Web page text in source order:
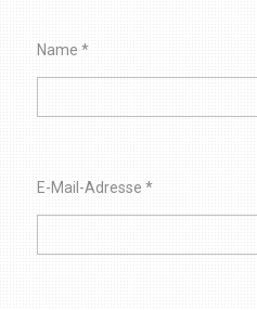
Name*
E-Mail-Adresse*